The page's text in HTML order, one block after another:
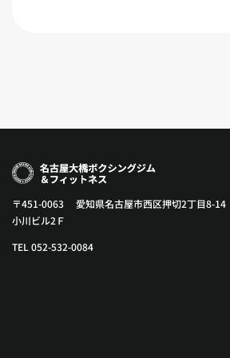
〒451-0063 愛知県名古屋市西区押切2丁目8-14
小川ビル2Ｆ
TEL 052-532-0084